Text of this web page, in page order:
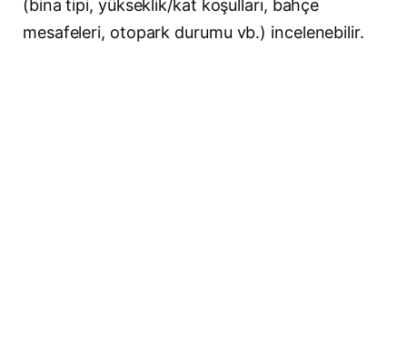
(bina tipi, yükseklik/kat koşulları, bahçe
mesafeleri, otopark durumu vb.) incelenebilir.